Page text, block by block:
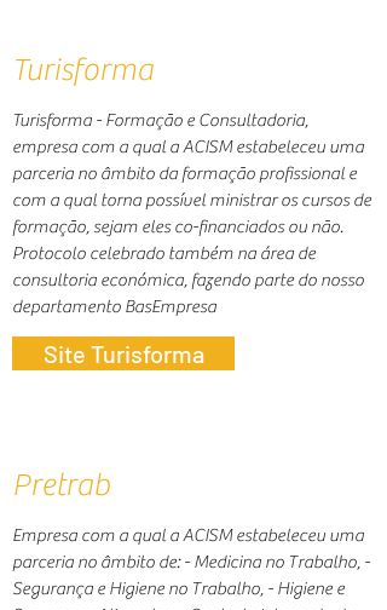
Turisforma
Turisforma - Formação e Consultadoria,
empresa com a qual a ACISM estabeleceu uma
parceria no âmbito da formação profissional e
com a qual torna possível ministrar os cursos de
formação, sejam eles co-financiados ou não.
Protocolo celebrado também na área de
consultoria económica, fazendo parte do nosso
departamento BasEmpresa
Site Turisforma
Pretrab
Empresa com a qual a ACISM estabeleceu uma
parceria no âmbito de: - Medicina no Trabalho, -
Segurança e Higiene no Trabalho, - Higiene e